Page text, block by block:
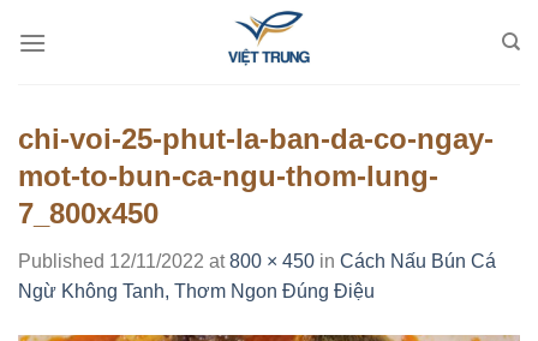
chi-voi-25-phut-la-ban-da-co-ngay-
mot-to-bun-ca-ngu-thom-lung-
7_800x450
Published 12/11/2022 at800 × 450 in Cách Nấu Bún Cá
Ngừ Không Tanh, Thơm Ngon Đúng Điệu